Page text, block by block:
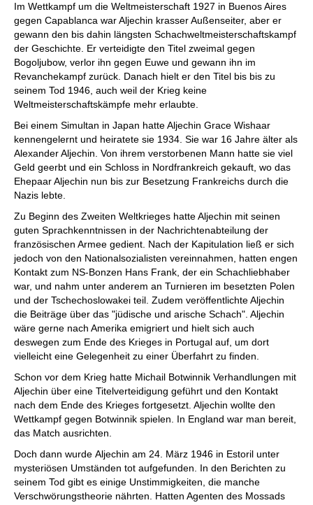
Im Wettkampf um die Weltmeisterschaft 1927 in Buenos Aires
gegen Capablanca war Aljechin krasser Außenseiter, aber er
gewann den bis dahin längsten Schachweltmeisterschaftskampf
der Geschichte. Er verteidigte den Titel zweimal gegen
Bogoljubow, verlor ihn gegen Euwe und gewann ihn im
Revanchekampf zurück. Danach hielt er den Titel bis bis zu
seinem Tod 1946, auch weil der Krieg keine
Weltmeisterschaftskämpfe mehr erlaubte.
Bei einem Simultan in Japan hatte Aljechin Grace Wishaar
kennengelernt und heiratete sie 1934. Sie war 16 Jahre älter als
Alexander Aljechin. Von ihrem verstorbenen Mann hatte sie viel
Geld geerbt und ein Schloss in Nordfrankreich gekauft, wo das
Ehepaar Aljechin nun bis zur Besetzung Frankreichs durch die
Nazis lebte.
Zu Beginn des Zweiten Weltkrieges hatte Aljechin mit seinen
guten Sprachkenntnissen in der Nachrichtenabteilung der
französischen Armee gedient. Nach der Kapitulation ließ er sich
jedoch von den Nationalsozialisten vereinnahmen, hatten engen
Kontakt zum NS-Bonzen Hans Frank, der ein Schachliebhaber
war, und nahm unter anderem an Turnieren im besetzten Polen
und der Tschechoslowakei teil. Zudem veröffentlichte Aljechin
die Beiträge über das "jüdische und arische Schach". Aljechin
wäre gerne nach Amerika emigriert und hielt sich auch
deswegen zum Ende des Krieges in Portugal auf, um dort
vielleicht eine Gelegenheit zu einer Überfahrt zu finden.
Schon vor dem Krieg hatte Michail Botwinnik Verhandlungen mit
Aljechin über eine Titelverteidigung geführt und den Kontakt
nach dem Ende des Krieges fortgesetzt. Aljechin wollte den
Wettkampf gegen Botwinnik spielen. In England war man bereit,
das Match ausrichten.
Doch dann wurde Aljechin am 24. März 1946 in Estoril unter
mysteriösen Umständen tot aufgefunden. In den Berichten zu
seinem Tod gibt es einige Unstimmigkeiten, die manche
Verschwörungstheorie nährten. Hatten Agenten des Mossads